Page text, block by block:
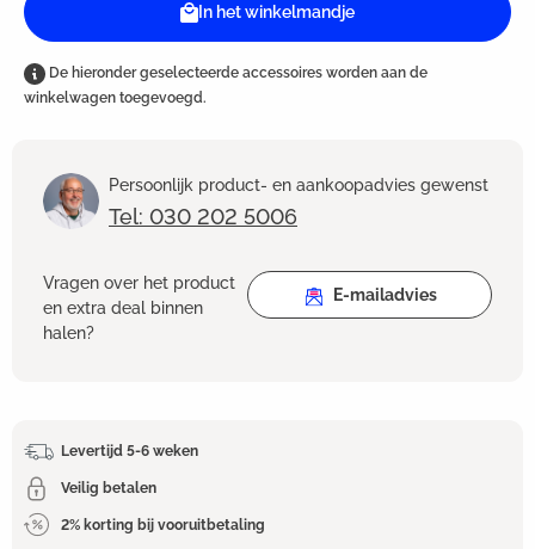
In het winkelmandje
De hieronder geselecteerde accessoires worden aan de
winkelwagen toegevoegd.
Persoonlijk product- en aankoopadvies gewenst
Tel: 030 202 5006
Vragen over het product
en extra deal binnen
halen?
E-mailadvies
Levertijd 5-6 weken
Veilig betalen
2% korting bij vooruitbetaling